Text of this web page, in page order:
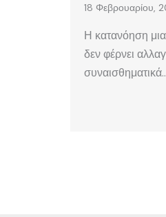
18 Φεβρουαρίου,
Η κατανόηση
δεν φέρνει